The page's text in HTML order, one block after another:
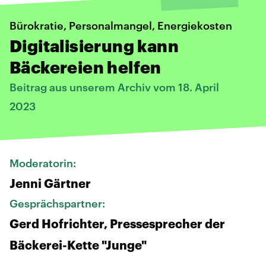
Bürokratie, Personalmangel, Energiekosten
Digitalisierung kann
Bäckereien helfen
Beitrag aus unserem Archiv vom 18. April
2023
Moderatorin:
Jenni Gärtner
Gesprächspartner:
Gerd Hofrichter, Pressesprecher der
Bäckerei-Kette "Junge"